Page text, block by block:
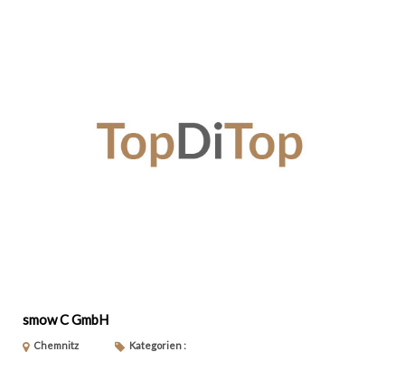
smow C GmbH
Chemnitz Kategorien :